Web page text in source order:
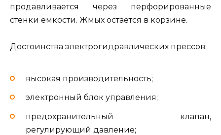
продавливается через перфорированные
стенки емкости. Жмых остается в корзине.
Достоинства электрогидравлических прессов:
высокая производительность;
электронный блок управления;
предохранительный клапан,
регулирующий давление;